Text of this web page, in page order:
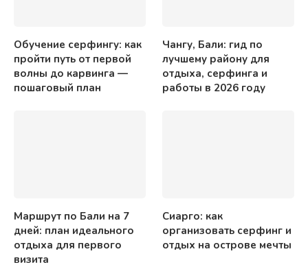
Обучение серфингу: как
пройти путь от первой
волны до карвинга —
пошаговый план
Чангу, Бали: гид по
лучшему району для
отдыха, серфинга и
работы в 2026 году
Маршрут по Бали на 7
дней: план идеального
отдыха для первого
визита
Сиарго: как
организовать серфинг и
отдых на острове мечты